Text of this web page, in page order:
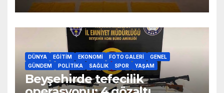
DÜNYA EĞITIM EKONOMI FOTO GALERI
GENEL
GÜNDEM
POLITIKA SAĞLIK SPOR YAŞAM
Beyşehirde tefecilik